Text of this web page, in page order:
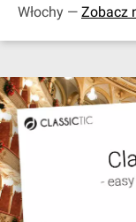
Włochy — Zobacz